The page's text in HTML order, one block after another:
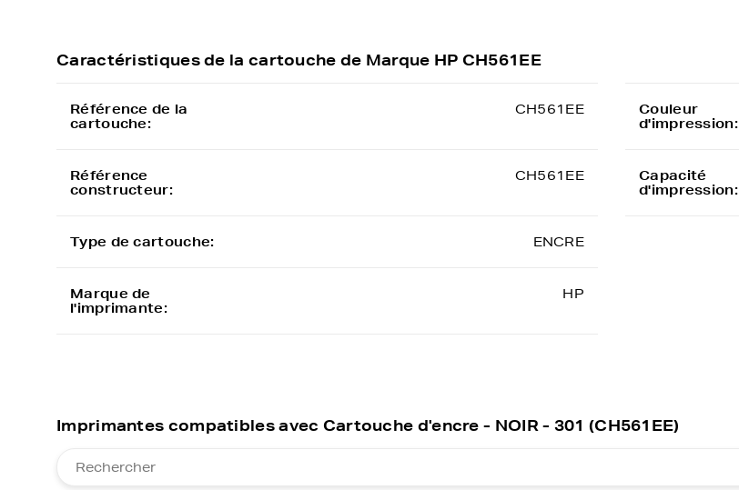
Caractéristiques de la cartouche de Marque HP CH561EE
Référence de la
cartouche:
CH561EE
Référence
constructeur:
CH561EE
Type de cartouche: ENCRE
Marque de
l'imprimante:
HP
Couleur
d'impression:
Capacité
d'impression:
Imprimantes compatibles avec Cartouche d'encre - NOIR - 301 (CH561EE)